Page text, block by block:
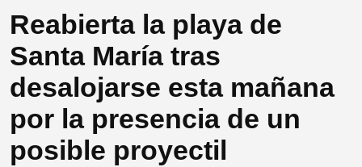
Reabierta la playa de
Santa María tras
desalojarse esta mañana
por la presencia de un
posible proyectil